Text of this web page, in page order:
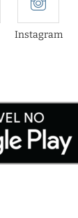
Instagram